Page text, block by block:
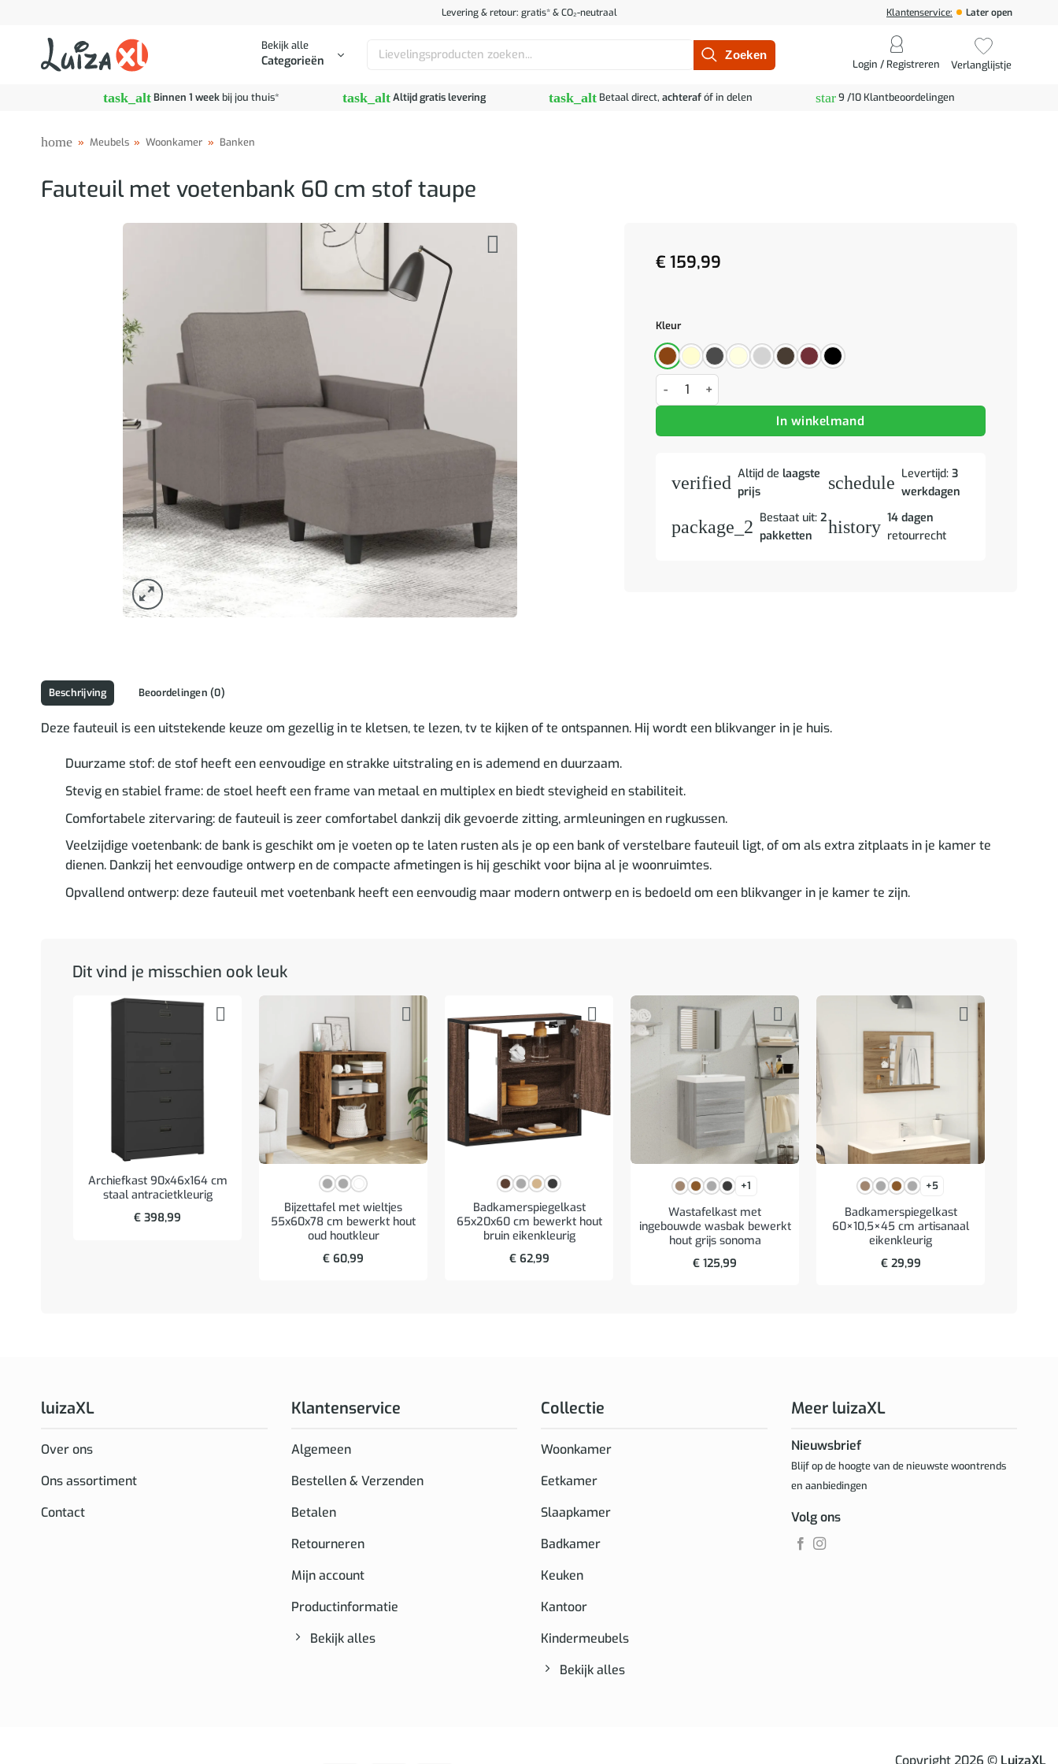
Levering & retour: gratis* & CO₂-neutraal Klantenservice: Later open
Bekijk alle
Categorieën
Zoeken
Login / Registreren Verlanglijstje
task_altBinnen 1 weekbij jou thuis* task_altAltijd gratis levering task_alt Betaal direct, achterafóf in delen star9 /10 Klantbeoordelingen
home » Meubels » Woonkamer » Banken
Fauteuil met voetenbank 60 cm stof taupe
€ 159,99
Kleur
Fauteuil met voetenbank 60 cm stof taupe aantal
In winkelmand
verified Altijd de laagste
prijs
schedule Levertijd:3
werkdagen
package_2 Bestaat uit: 2
pakketten
history 14 dagen
retourrecht
Beschrijving Beoordelingen (0)
Deze fauteuil is een uitstekende keuze om gezellig in te kletsen, te lezen, tv te kijken of te ontspannen. Hij wordt een blikvanger in je huis.
Duurzame stof: de stof heeft een eenvoudige en strakke uitstraling en is ademend en duurzaam.
Stevig en stabiel frame: de stoel heeft een frame van metaal en multiplex en biedt stevigheid en stabiliteit.
Comfortabele zitervaring: de fauteuil is zeer comfortabel dankzij dik gevoerde zitting, armleuningen en rugkussen.
Veelzijdige voetenbank: de bank is geschikt om je voeten op te laten rusten als je op een bank of verstelbare fauteuil ligt, of om als extra zitplaats in je kamer te
dienen. Dankzij het eenvoudige ontwerp en de compacte afmetingen is hij geschikt voor bijna al je woonruimtes.
Opvallend ontwerp: deze fauteuil met voetenbank heeft een eenvoudig maar modern ontwerp en is bedoeld om een blikvanger in je kamer te zijn.
Dit vind je misschien ook leuk
Archiefkast 90x46x164 cm
staal antracietkleurig
€ 398,99
Bijzettafel met wieltjes
55x60x78 cm bewerkt hout
oud houtkleur
€ 60,99
Badkamerspiegelkast
65x20x60 cm bewerkt hout
bruin eikenkleurig
€62,99
+1
Wastafelkast met
ingebouwde wasbak bewerkt
hout grijs sonoma
€ 125,99
+5
Badkamerspiegelkast
60×10,5×45 cm artisanaal
eikenkleurig
€29,99
luizaXL
Over ons
Ons assortiment
Contact
Klantenservice
Algemeen
Bestellen & Verzenden
Betalen
Retourneren
Mijn account
Productinformatie
Bekijk alles
Collectie
Woonkamer
Eetkamer
Slaapkamer
Badkamer
Keuken
Kantoor
Kindermeubels
Bekijk alles
Meer luizaXL
Nieuwsbrief
Blijf op de hoogte van de nieuwste woontrends
en aanbiedingen
Volg ons
Copyright 2026 © LuizaXL